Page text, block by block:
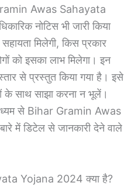
Awas Sahayata
नोटिस भी जारी किया
मिलेगी, किस प्रकार
को इसका लाभ मिलेगा। इन
से प्रस्तुत किया गया है। इसे
के साथ साझा करना न भूलें।
से Bihar Gramin Awas
में डिटेल से जानकारी देने वाले
Yojana 2024 क्या है?